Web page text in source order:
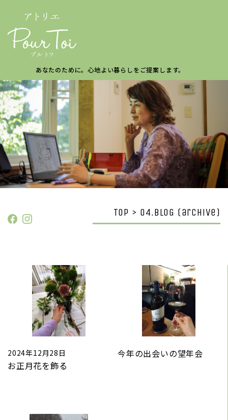
あなたのために。心地よい暮らしをご提案します。
TOP > 04.BLOG (archive)
2024年12月28日
お正月花を飾る
今年の出会いの望年会